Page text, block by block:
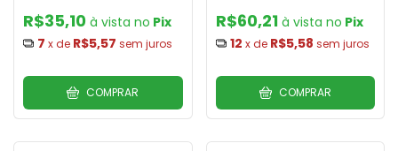
R$35,10
Pix
7 x de R$5,57 sem juros
COMPRAR
R$60,21
Pix
12 x de R$5,58 sem juros
COMPRAR